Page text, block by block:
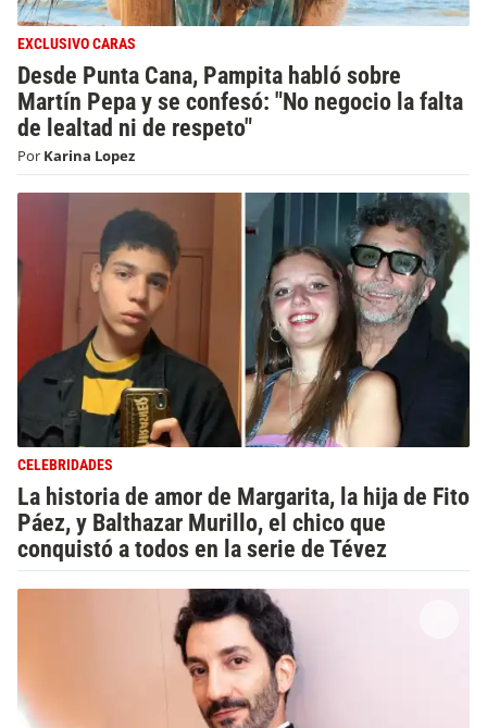
EXCLUSIVO CARAS
Desde Punta Cana, Pampita habló sobre
Martín Pepa y se confesó: "No negocio la falta
de lealtad ni de respeto"
Por Karina Lopez
CELEBRIDADES
La historia de amor de Margarita, la hija de Fito
Páez, y Balthazar Murillo, el chico que
conquistó a todos en la serie de Tévez